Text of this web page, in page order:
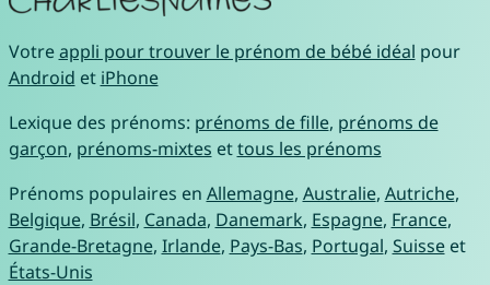
Votreappli pour trouver le prénom de bébé idéal pour
Android et iPhone
Lexique des prénoms: prénoms de fille, prénoms de
garçon, prénoms-mixtes ettous les prénoms
Prénoms populaires en Allemagne, Australie, Autriche,
Belgique, Brésil, Canada, Danemark, Espagne, France,
Grande-Bretagne, Irlande, Pays-Bas, Portugal, Suisseet
États-Unis